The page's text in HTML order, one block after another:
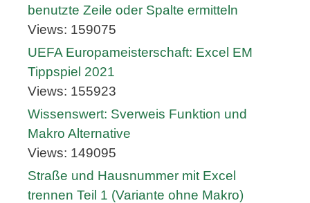
benutzte Zeile oder Spalte ermitteln
Views: 159075
UEFA Europameisterschaft: Excel EM
Tippspiel 2021
Views: 155923
Wissenswert: Sverweis Funktion und
Makro Alternative
Views: 149095
Straße und Hausnummer mit Excel
trennen Teil 1 (Variante ohne Makro)